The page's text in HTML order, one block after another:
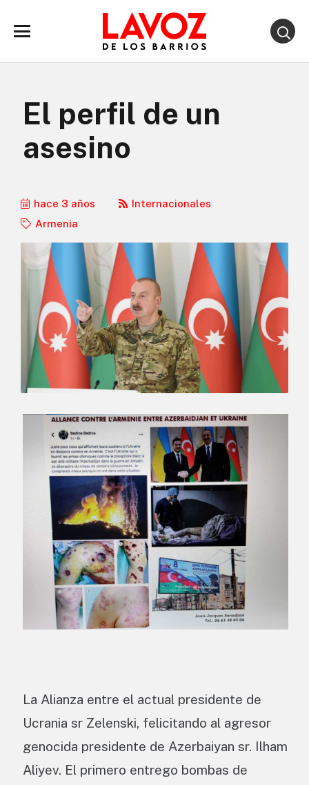
El perfil de un
asesino
hace 3 años
Internacionales
Armenia
La Alianza entre el actual presidente de
Ucrania sr Zelenski, felicitando al agresor
genocida presidente de Azerbaiyan sr. Ilham
Aliyev. El primero entrego bombas de